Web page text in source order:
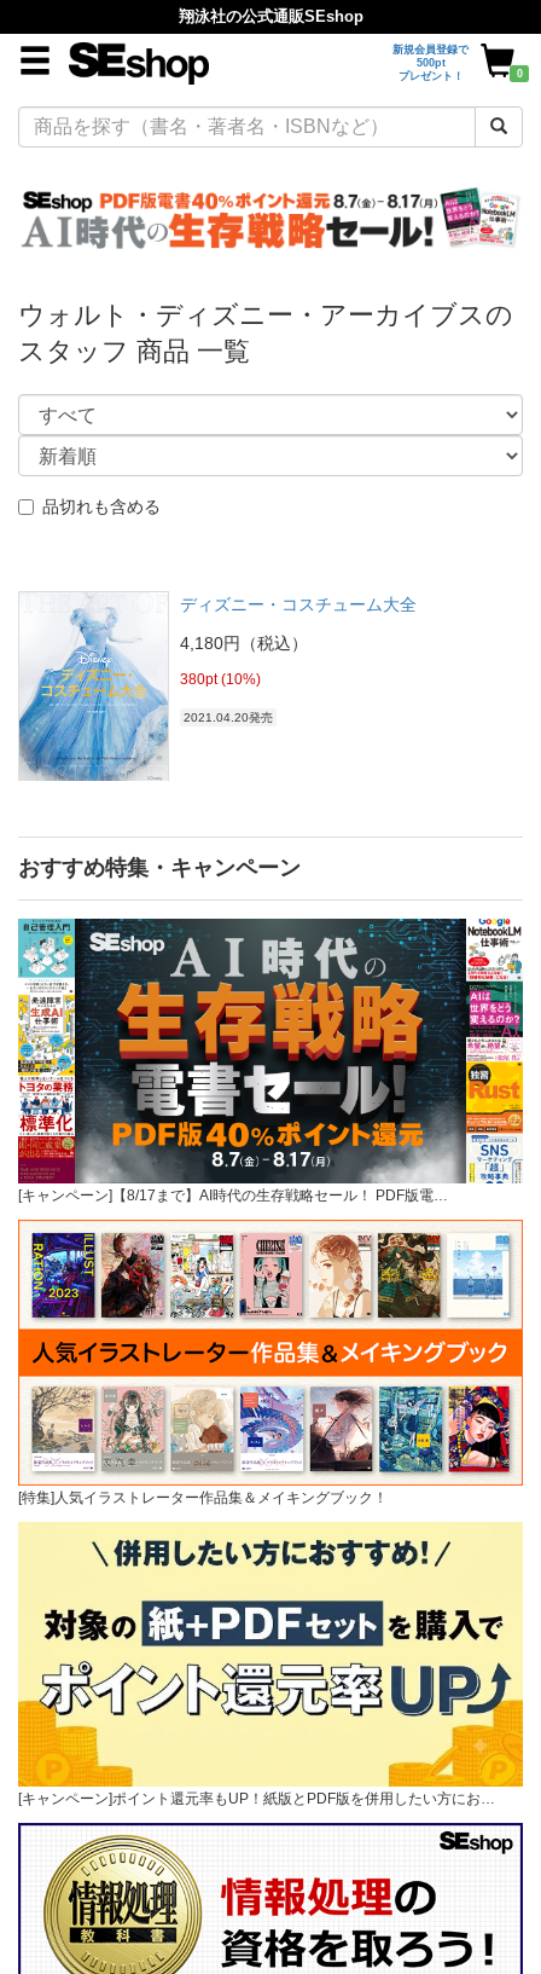
翔泳社の公式通販SEshop
新規会員登録で
500pt
プレゼント！
0
ウォルト・ディズニー・アーカイブスの
スタッフ 商品 一覧
品切れも含める
ディズニー・コスチューム大全
4,180円（税込）
380pt (10%)
2021.04.20発売
おすすめ特集・キャンペーン
[キャンペーン]【8/17まで】AI時代の生存戦略セール！ PDF版電…
[特集]人気イラストレーター作品集＆メイキングブック！
[キャンペーン]ポイント還元率もUP！紙版とPDF版を併用したい方にお…